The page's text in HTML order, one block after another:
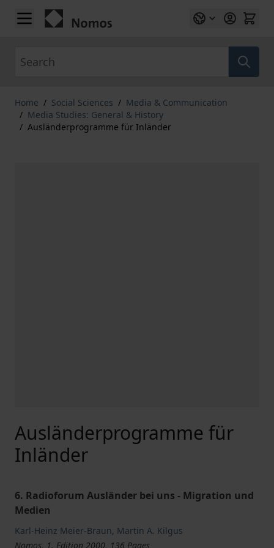
Skip to Content
Home / Social Sciences / Media & Communication
/ Media Studies: General & History
/ Ausländerprogramme für Inländer
Ausländerprogramme für
Inländer
6. Radioforum Ausländer bei uns - Migration und
Medien
Karl-Heinz Meier-Braun, Martin A. Kilgus
Nomos, 1. Edition 2000, 136 Pages